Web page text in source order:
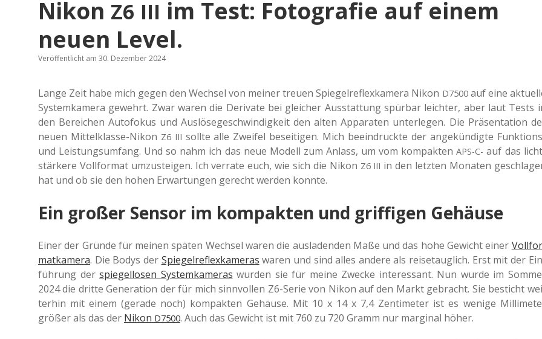
Nikon Z6 III im Test: Fotografie auf einem
neuen Level.
Veröffentlicht am 30. Dezember 2024
Lange Zeit habe mich gegen den Wech­sel von meiner treuen Spie­gel­re­flex­ka­me­ra Nikon D7500auf eine
Sys­tem­ka­me­ra gewehrt. Zwar waren die Deri­va­te bei glei­cher Aus­stat­tung spür­bar leich­ter, aber laut Tests
den Berei­chen Auto­fo­kus und Aus­lö­se­ge­schwin­dig­keit den alten Appa­ra­ten unter­le­gen. Die Prä­sen­ta­ti­on
neuen Mit­tel­klas­se-Nikon Z6 III sollte alle Zwei­fel besei­ti­gen. Mich beein­druck­te der ange­kün­dig­te
und Leis­tungs­um­fang. Und so nahm ich das neue Modell zum Anlass, um vom kom­pak­tenAPS-C- auf das
stär­ke­re Voll­for­mat umzu­stei­gen. Ich ver­ra­te euch, wie sich die Nikon Z6 III in den letz­ten Mona­ten
hat und ob sie den hohen Erwar­tun­gen gerecht werden konnte.
Ein großer Sensor im kompakten und griffigen Gehäuse
Einer der Gründe für meinen späten Wech­sel waren die aus­la­den­den Maße und das hohe Gewicht einer
mat­ka­me­ra. Die Bodys der Spie­gel­re­flex­ka­me­ras waren und sind alles andere als rei­se­taug­lich. Erst mit der
füh­rung derspie­gel­lo­sen Sys­tem­ka­me­ras wurden sie für meine Zwecke inter­es­sant. Nun wurde im
2024 die dritte Gene­ra­ti­on der für mich sinn­vol­len Z6-Serie von Nikon auf den Markt gebracht. Sie besticht
ter­hin mit einem (gerade noch) kom­pak­ten Gehäu­se. Mit 10 x 14 x 7,4 Zen­ti­me­ter ist es wenige
größer als das der Nikon D7500. Auch das Gewicht ist mit 760 zu 720 Gramm nur mar­gi­nal höher.